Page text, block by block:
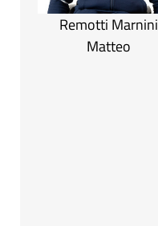
Remotti Marnini
Matteo